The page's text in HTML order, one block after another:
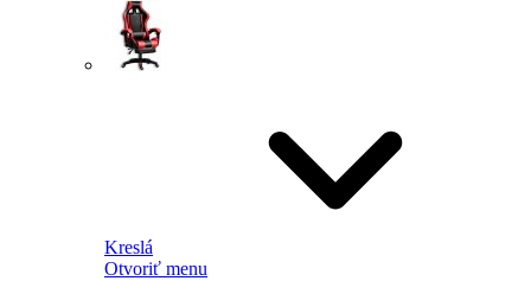
Kreslá
Otvoriť menu